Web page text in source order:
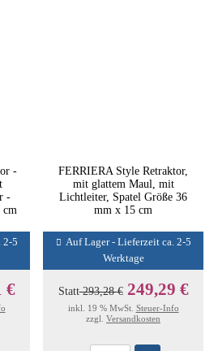
-
-
cm
2-5
€
FERRIERA Style Retraktor,
mit glattem Maul, mit
Lichtleiter, Spatel Größe 36
mm x 15 cm
Auf Lager - Lieferzeit ca. 2-5
Werktage
Statt293,28 € 249,29 €
inkl. 19 % MwSt. Steuer-Info
zzgl. Versandkosten